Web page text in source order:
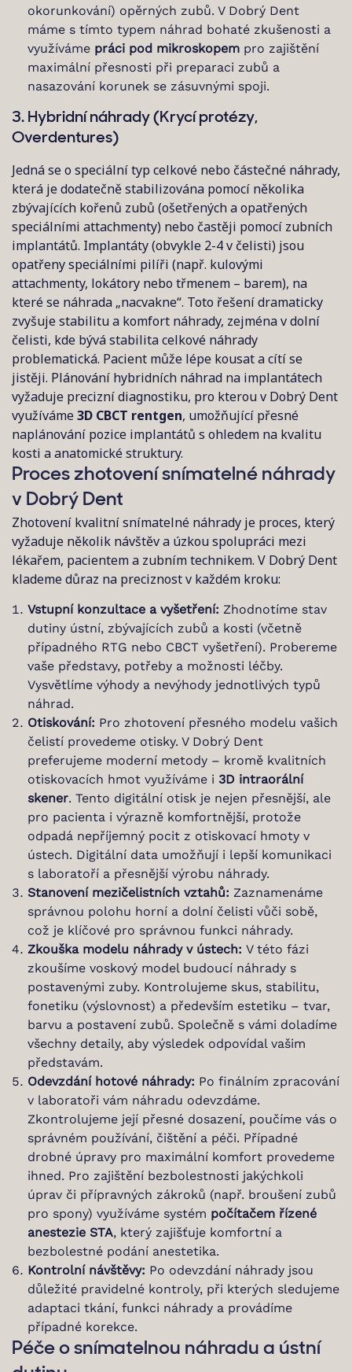
okorunkování) opěrných zubů. V Dobrý Dent
máme s tímto typem náhrad bohaté zkušenosti a
využíváme práci pod mikroskopem pro zajištění
maximální přesnosti při preparaci zubů a
nasazování korunek se zásuvnými spoji.
3. Hybridní náhrady (Krycí protézy,
Overdentures)
Jedná se o speciální typ celkové nebo částečné náhrady,
která je dodatečně stabilizována pomocí několika
zbývajících kořenů zubů (ošetřených a opatřených
speciálními attachmenty) nebo častěji pomocí zubních
implantátů. Implantáty (obvykle 2-4 v čelisti) jsou
opatřeny speciálními pilíři (např. kulovými
attachmenty, lokátory nebo třmenem – barem), na
které se náhrada „nacvakne“. Toto řešení dramaticky
zvyšuje stabilitu a komfort náhrady, zejména v dolní
čelisti, kde bývá stabilita celkové náhrady
problematická. Pacient může lépe kousat a cítí se
jistěji. Plánování hybridních náhrad na implantátech
vyžaduje precizní diagnostiku, pro kterou v Dobrý Dent
využíváme3D CBCT rentgen, umožňující přesné
naplánování pozice implantátů s ohledem na kvalitu
kosti a anatomické struktury.
Proces zhotovení snímatelné náhrady
v Dobrý Dent
Zhotovení kvalitní snímatelné náhrady je proces, který
vyžaduje několik návštěv a úzkou spolupráci mezi
lékařem, pacientem a zubním technikem. V Dobrý Dent
klademe důraz na preciznost v každém kroku:
Vstupní konzultace a vyšetření: Zhodnotíme stav
dutiny ústní, zbývajících zubů a kosti (včetně
případného RTG nebo CBCT vyšetření). Probereme
vaše představy, potřeby a možnosti léčby.
Vysvětlíme výhody a nevýhody jednotlivých typů
náhrad.
Otiskování: Pro zhotovení přesného modelu vašich
čelistí provedeme otisky. V Dobrý Dent
preferujeme moderní metody – kromě kvalitních
otiskovacích hmot využíváme i 3D intraorální
skener. Tento digitální otisk je nejen přesnější, ale
pro pacienta i výrazně komfortnější, protože
odpadá nepříjemný pocit z otiskovací hmoty v
ústech. Digitální data umožňují i lepší komunikaci
s laboratoří a přesnější výrobu náhrady.
Stanovení mezičelistních vztahů: Zaznamenáme
správnou polohu horní a dolní čelisti vůči sobě,
což je klíčové pro správnou funkci náhrady.
Zkouška modelu náhrady v ústech: V této fázi
zkoušíme voskový model budoucí náhrady s
postavenými zuby. Kontrolujeme skus, stabilitu,
fonetiku (výslovnost) a především estetiku – tvar,
barvu a postavení zubů. Společně s vámi doladíme
všechny detaily, aby výsledek odpovídal vašim
představám.
Odevzdání hotové náhrady: Po finálním zpracování
v laboratoři vám náhradu odevzdáme.
Zkontrolujeme její přesné dosazení, poučíme vás o
správném používání, čištění a péči. Případné
drobné úpravy pro maximální komfort provedeme
ihned. Pro zajištění bezbolestnosti jakýchkoli
úprav či přípravných zákroků (např. broušení zubů
pro spony) využíváme systém počítačem řízené
anestezie STA, který zajišťuje komfortní a
bezbolestné podání anestetika.
Kontrolní návštěvy: Po odevzdání náhrady jsou
důležité pravidelné kontroly, při kterých sledujeme
adaptaci tkání, funkci náhrady a provádíme
případné korekce.
Péče o snímatelnou náhradu a ústní